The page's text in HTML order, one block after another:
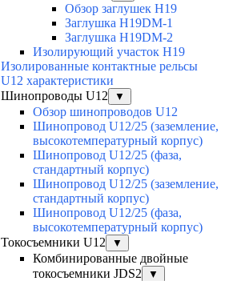
Обзор заглушек H19
Заглушка H19DM-1
Заглушка H19DM-2
Изолирующий участок H19
Изолированные контактные рельсы
U12 характеристики
Шинопроводы U12
▼
Обзор шинопроводов U12
Шинопровод U12/25 (заземление,
высокотемпературный корпус)
Шинопровод U12/25 (фаза,
стандартный корпус)
Шинопровод U12/25 (заземление,
стандартный корпус)
Шинопровод U12/25 (фаза,
высокотемпературный корпус)
Токосъемники U12
▼
Комбинированные двойные
токосъемники JDS2
▼